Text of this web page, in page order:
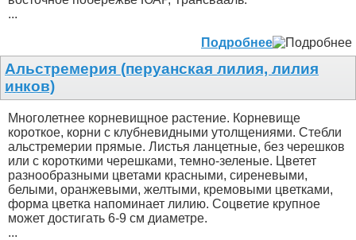
...
Подробнее
Альстремерия (перуанская лилия, лилия
инков)
Многолетнее корневищное растение. Корневище
короткое, корни с клубневидными утолщениями. Стебли
альстремерии прямые. Листья ланцетные, без черешков
или с короткими черешками, темно-зеленые. Цветет
разнообразными цветами красными, сиреневыми,
белыми, оранжевыми, желтыми, кремовыми цветками,
форма цветка напоминает лилию. Соцветие крупное
может достигать 6-9 см диаметре.
...